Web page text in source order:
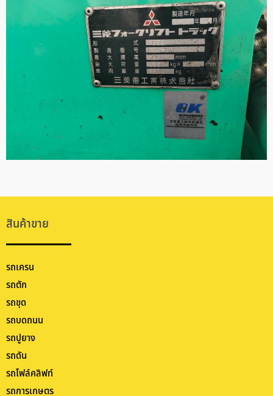
สินค้าขาย
รถเครน
รถตัก
รถขุด
รถบดถนน
รถปูยาง
รถดัน
รถโฟล์คลิฟท์
รถการเกษตร